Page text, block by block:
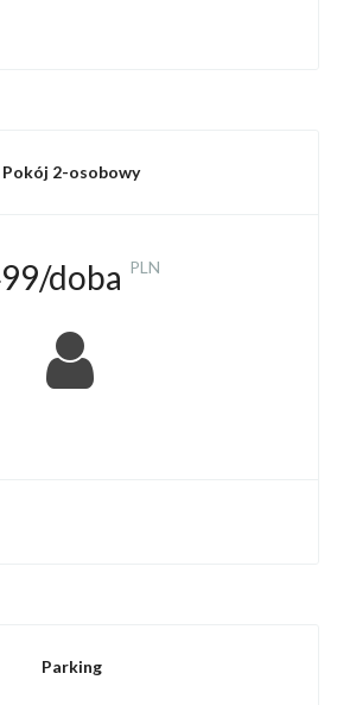
Pokój 2-osobowy
doba PLN
​
Parking